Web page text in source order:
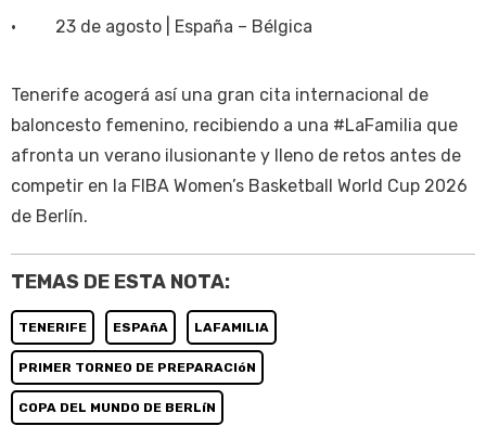
• 23 de agosto | España – Bélgica
Tenerife acogerá así una gran cita internacional de
baloncesto femenino, recibiendo a una #LaFamilia que
afronta un verano ilusionante y lleno de retos antes de
competir en la FIBA Women’s Basketball World Cup 2026
de Berlín.
TEMAS DE ESTA NOTA:
TENERIFE ESPAñA LAFAMILIA
PRIMER TORNEO DE PREPARACIóN
COPA DEL MUNDO DE BERLíN